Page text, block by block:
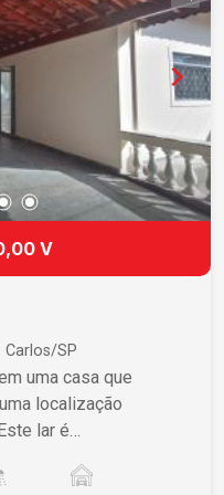
proporcionam
Carlos,
e sistema
uma oportunidade
dos sonhos em
sua visita e
ideal para você!
V
Carlos/SP
uma casa que
localização
lar é
acolhedor e